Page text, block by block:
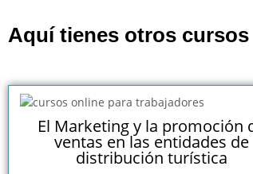
Aquí tienes otros
El Marketing y la promoción
ventas en las entidades de
distribución turística